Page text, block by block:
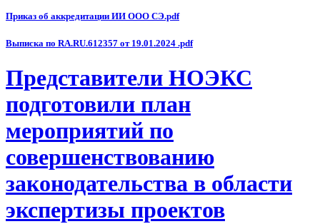
Приказ об аккредитации ИИ ООО СЭ.pdf
Выписка по RA.RU.612357 от 19.01.2024 .pdf
Представители НОЭКС
подготовили план
мероприятий по
совершенствованию
законодательства в области
экспертизы проектов